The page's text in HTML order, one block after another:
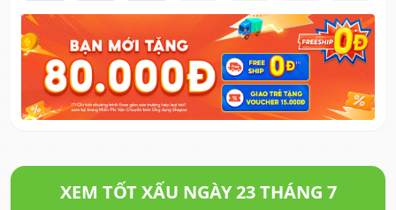
XEM TỐT XẤU NGÀY 23 THÁNG 7